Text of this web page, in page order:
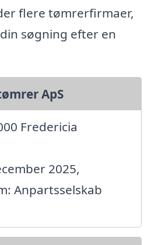
flere tømrerfirmaer,
søgning efter en
ApS
Fredericia
2025,
Anpartsselskab